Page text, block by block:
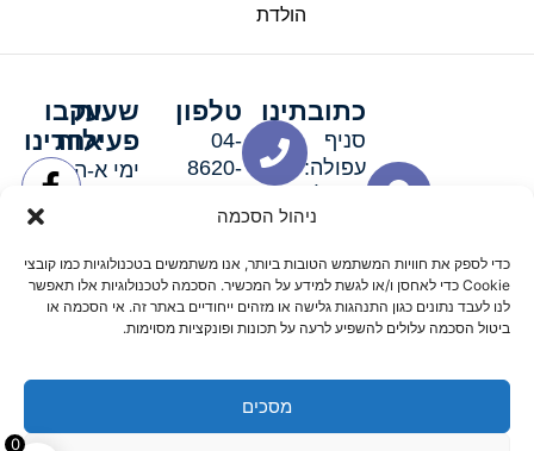
ניהול הסכמה
כדי לספק את חוויות המשתמש הטובות ביותר, אנו משתמשים בטכנולוגיות כמו קובצי
Cookie כדי לאחסן ו/או לגשת למידע על המכשיר. הסכמה לטכנולוגיות אלו תאפשר
לנו לעבד נתונים כגון התנהגות גלישה או מזהים ייחודיים באתר זה. אי הסכמה או
ביטול הסכמה עלולים להשפיע לרעה על תכונות ופונקציות מסוימות.
מסכים
0
הולדת
כתובתינו
סניף
עפולה:
סניף מגדל
האלה 19
טלפון
04-
8620-
שעות
פעילות
ימי א-ה:
ימי שישי
וערבי חג:
8:30-
15:00
עקבו
אחרינו